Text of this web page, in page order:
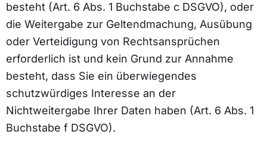
besteht (Art. 6 Abs. 1 Buchstabe c DSGVO), oder
die Weitergabe zur Geltendmachung, Ausübung
oder Verteidigung von Rechtsansprüchen
erforderlich ist und kein Grund zur Annahme
besteht, dass Sie ein überwiegendes
schutzwürdiges Interesse an der
Nichtweitergabe Ihrer Daten haben (Art. 6 Abs. 1
Buchstabe f DSGVO).